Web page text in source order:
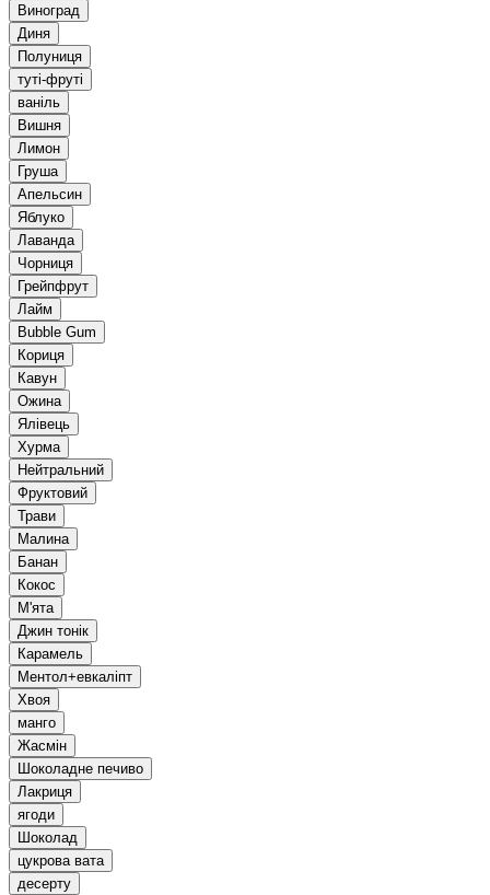
Виноград
Диня
Полуниця
туті-фруті
ваніль
Вишня
Лимон
Груша
Апельсин
Яблуко
Лаванда
Чорниця
Грейпфрут
Лайм
Bubble Gum
Кориця
Кавун
Ожина
Ялівець
Хурма
Нейтральний
Фруктовий
Трави
Малина
Банан
Кокос
М'ята
Джин тонік
Карамель
Ментол+евкаліпт
Хвоя
манго
Жасмін
Шоколадне печиво
Лакриця
ягоди
Шоколад
цукрова вата
десерту